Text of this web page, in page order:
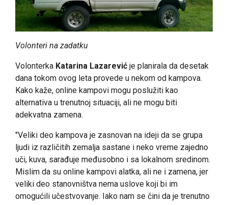
Volonteri na zadatku
Volonterka Katarina Lazarević je planirala da desetak
dana tokom ovog leta provede u nekom od kampova.
Kako kaže, online kampovi mogu poslužiti kao
alternativa u trenutnoj situaciji, ali ne mogu biti
adekvatna zamena.
"Veliki deo kampova je zasnovan na ideji da se grupa
ljudi iz različitih zemalja sastane i neko vreme zajedno
uči, kuva, sarađuje međusobno i sa lokalnom sredinom.
Mislim da su online kampovi alatka, ali ne i zamena, jer
veliki deo stanovništva nema uslove koji bi im
omogućili učestvovanje. Iako nam se čini da je trenutno